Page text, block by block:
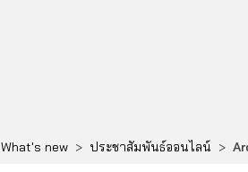
What's new > ประชาสัมพันธ์ออนไลน์ >